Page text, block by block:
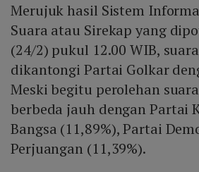
Merujuk hasil Sistem
Suara atau Sirekap yang
(24/2) pukul 12.00 WIB,
dikantongi Partai Golkar
Meski begitu perolehan
berbeda jauh dengan Partai
Bangsa (11,89%), Partai
Perjuangan (11,39%).